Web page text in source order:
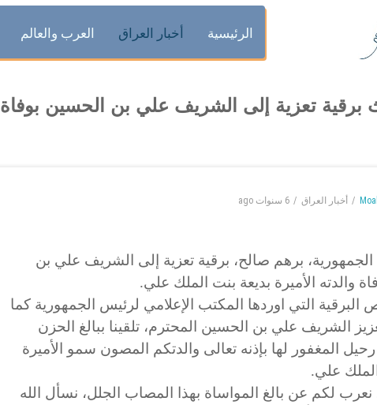
الرئيسية أخبار العراق العرب والعالم
برقية تعزية إلى الشريف علي بن الحسين بوفاة
أخبار العراق 6 سنوات ago
برهم صالح، برقية تعزية إلى الشريف علي بن
والدته الأميرة بديعة بنت الملك علي.
التي اوردها المكتب الإعلامي لرئيس الجمهورية كما
الشريف علي بن الحسين المحترم، تلقينا ببالغ الحزن
رحيل المغفور لها بإذنه تعالى والدتكم المصون سمو الأميرة
علي.
لكم عن بالغ المواساة بهذا المصاب الجلل، نسأل الله